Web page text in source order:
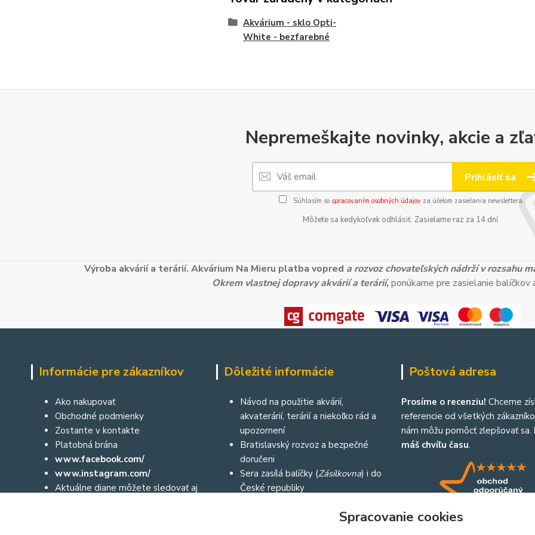
Akvárium - sklo Opti-
White - bezfarebné
Nepremeškajte novinky, akcie a
Prihlásiť sa
Súhlasím so spracovaním osobných údajovza účelom zasielania newslettera.
Môžete sa kedykoľvek odhlásiť. Zasielame raz za 14 dní.
Výroba akvárií a terárií. Akvárium Na Mieru platba vopred a rozvoz chovateľských nádrží v rozsahu
Okrem vlastnej dopravy akvárií a terárií,ponúkame pre zasielanie balíčkov
Informácie pre zákazníkov
Ako nakupovať
Obchodné podmienky
Zostante v kontakte
Platobná brána
www.facebook.com/
www.instagram.com/
Aktuálne diane môžete sledovať aj
Dôležité informácie
Návod na použitie akvárií,
akvaterárií, terárií a niekoľko rád a
upozornení
Bratislavský rozvoz a bezpečné
doručeni
Sera zasílá balíčky (Zásilkovna) i do
České republiky
Poštová adresa
Prosíme o recenziu! Chceme
referencie od všetkých
nám môžu pomôcť zlepšovať sa.
máš chvíľu času.
Spracovanie cookies